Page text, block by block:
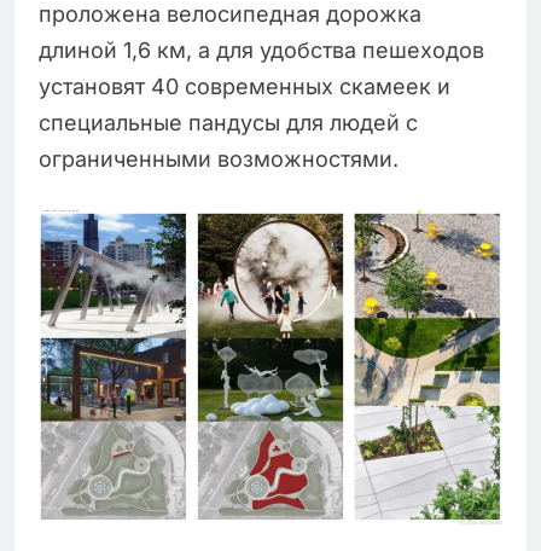
проложена велосипедная дорожка
длиной 1,6 км, а для удобства пешеходов
установят 40 современных скамеек и
специальные пандусы для людей с
ограниченными возможностями.